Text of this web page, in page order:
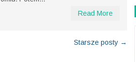
działał ;-(. Wycieczkę zrobiłem w
oczywiście samotny - zdjęć brak
Potem...